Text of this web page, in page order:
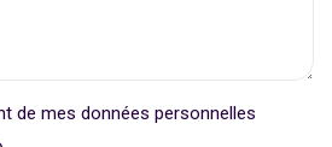
de mes données personnelles